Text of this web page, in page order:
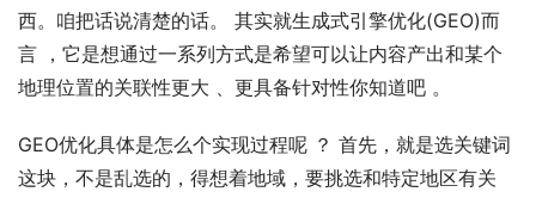
西。咱把话说清楚的话。 其实就生成式引擎优化(GEO)而
言 ，它是想通过一系列方式是希望可以让内容产出和某个
地理位置的关联性更大 、更具备针对性你知道吧 。
GEO优化具体是怎么个实现过程呢 ？ 首先，就是选关键词
这块，不是乱选的，得想着地域，要挑选和特定地区有关